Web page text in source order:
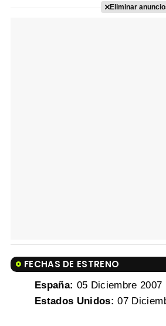
Eliminar
FECHAS DE ESTRENO
España: 05 Diciembre 2007
Estados Unidos: 07